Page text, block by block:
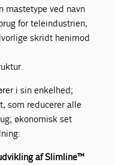
mastetype ved navn
for teleindustrien,
skridt henimod
i sin enkelhed;
som reducerer alle
økonomisk set
afSlimline™